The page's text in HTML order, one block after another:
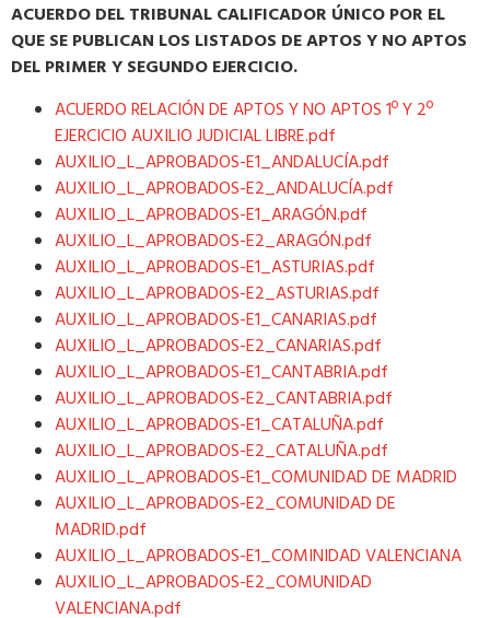
ACUERDO DEL TRIBUNAL CALIFICADOR ÚNICO POR EL
QUE SE PUBLICAN LOS LISTADOS DE APTOS Y NO APTOS
DEL PRIMER Y SEGUNDO EJERCICIO.
ACUERDO RELACIÓN DE APTOS Y NO APTOS 1º Y 2º
EJERCICIO AUXILIO JUDICIAL LIBRE.pdf
AUXILIO_L_APROBADOS-E1_ANDALUCÍA.pdf
AUXILIO_L_APROBADOS-E2_ANDALUCÍA.pdf
AUXILIO_L_APROBADOS-E1_ARAGÓN.pdf
AUXILIO_L_APROBADOS-E2_ARAGÓN.pdf
AUXILIO_L_APROBADOS-E1_ASTURIAS.pdf
AUXILIO_L_APROBADOS-E2_ASTURIAS.pdf
AUXILIO_L_APROBADOS-E1_CANARIAS.pdf
AUXILIO_L_APROBADOS-E2_CANARIAS.pdf
AUXILIO_L_APROBADOS-E1_CANTABRIA.pdf
AUXILIO_L_APROBADOS-E2_CANTABRIA.pdf
AUXILIO_L_APROBADOS-E1_CATALUÑA.pdf
AUXILIO_L_APROBADOS-E2_CATALUÑA.pdf
AUXILIO_L_APROBADOS-E1_COMUNIDAD DE MADRID
AUXILIO_L_APROBADOS-E2_COMUNIDAD DE
MADRID.pdf
AUXILIO_L_APROBADOS-E1_COMINIDAD VALENCIANA
AUXILIO_L_APROBADOS-E2_COMUNIDAD
VALENCIANA.pdf